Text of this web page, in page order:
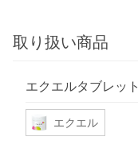
取り扱い商品
エクエルタブレット
エクエル